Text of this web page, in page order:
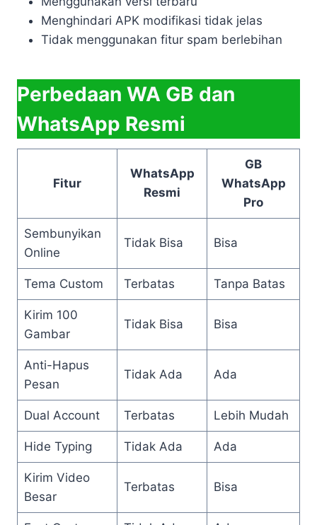
Menghindari APK modifikasi tidak jelas
Tidak menggunakan fitur spam berlebihan
Perbedaan WA GB dan
WhatsApp Resmi
Fitur
WhatsApp
Resmi
GB
WhatsApp
Pro
Sembunyikan
Online
Tidak Bisa Bisa
Tema Custom Terbatas Tanpa Batas
Kirim 100
Gambar
Tidak Bisa Bisa
Anti-Hapus
Pesan
Tidak Ada Ada
Dual Account Terbatas Lebih Mudah
Hide Typing Tidak Ada Ada
Kirim Video
Besar
Terbatas Bisa